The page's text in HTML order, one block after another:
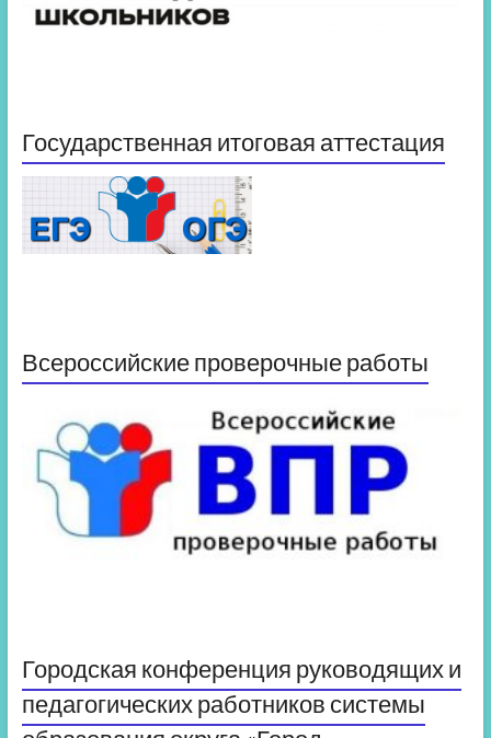
Государственная итоговая аттестация
Всероссийские проверочные работы
Городская конференция руководящих и
педагогических работников системы